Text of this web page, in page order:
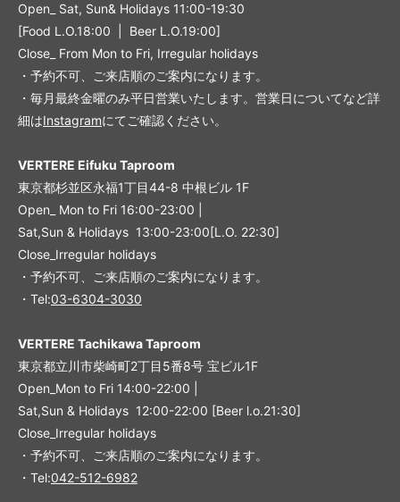
Open_ Sat, Sun& Holidays 11:00-19:30
[Food L.O.18:00 | Beer L.O.19:00]
Close_ From Mon to Fri, Irregular holidays
・予約不可、ご来店順のご案内になります。
・毎月最終金曜のみ平日営業いたします。営業日についてなど詳
細はInstagramにてご確認ください。
VERTERE Eifuku Taproom
東京都杉並区永福1丁目44-8 中根ビル 1F
Open_ Mon to Fri 16:00-23:00 |
Sat,Sun & Holidays 13:00-23:00[L.O. 22:30]
Close_Irregular holidays
・予約不可、ご来店順のご案内になります。
・Tel:03-6304-3030
VERTERE Tachikawa Taproom
東京都立川市柴崎町2丁目5番8号 宝ビル1F
Open_Mon to Fri 14:00-22:00 |
Sat,Sun & Holidays 12:00-22:00 [Beer l.o.21:30]
Close_Irregular holidays
・予約不可、ご来店順のご案内になります。
・Tel:042-512-6982